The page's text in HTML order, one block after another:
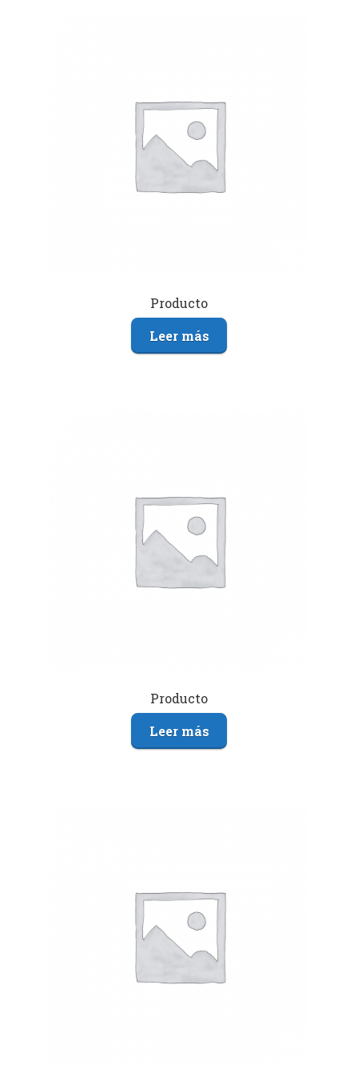
Producto
Leer más
Producto
Leer más